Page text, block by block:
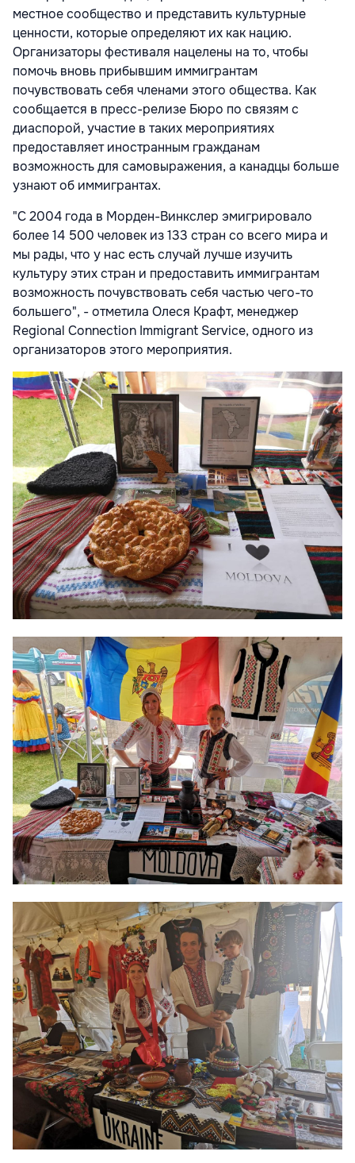
местное сообщество и представить культурные
ценности, которые определяют их как нацию.
Организаторы фестиваля нацелены на то, чтобы
помочь вновь прибывшим иммигрантам
почувствовать себя членами этого общества. Как
сообщается в пресс-релизе Бюро по связям с
диаспорой, участие в таких мероприятиях
предоставляет иностранным гражданам
возможность для самовыражения, а канадцы больше
узнают об иммигрантах.
"С 2004 года в Морден-Винкслер эмигрировало
более 14 500 человек из 133 стран со всего мира и
мы рады, что у нас есть случай лучше изучить
культуру этих стран и предоставить иммигрантам
возможность почувствовать себя частью чего-то
большего", - отметила Олеся Крафт, менеджер
Regional Connection Immigrant Service, одного из
организаторов этого мероприятия.